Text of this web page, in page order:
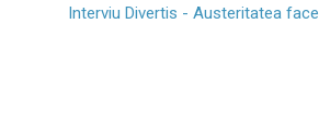
Interviu Divertis - Austeritatea